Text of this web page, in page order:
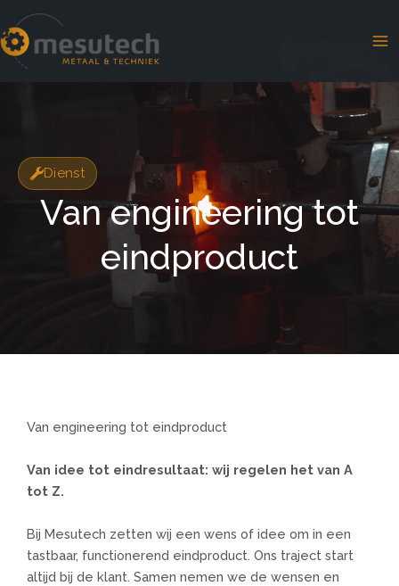
naar
de
inhoud
Dienst
Van engineering tot
eindproduct
Van engineering tot eindproduct
Van idee tot eindresultaat: wij regelen het van A
tot Z.
Bij Mesutech zetten wij een wens of idee om in een
tastbaar, functionerend eindproduct. Ons traject start
altijd bij de klant. Samen nemen we de wensen en